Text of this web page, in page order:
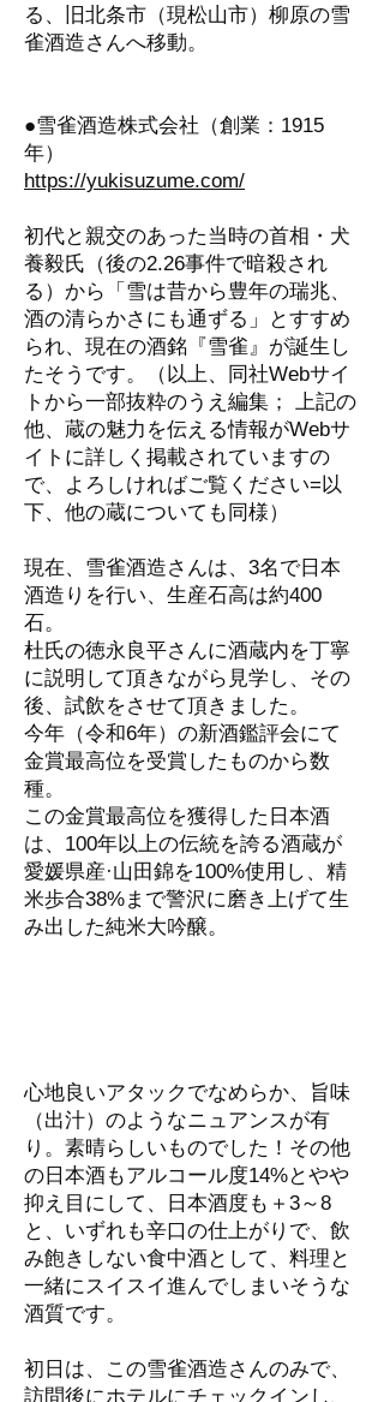
る、旧北条市（現松山市）柳原の雪
雀酒造さんへ移動。
●雪雀酒造株式会社（創業：1915
年）
https://yukisuzume.com/
初代と親交のあった当時の首相・犬
養毅氏（後の2.26事件で暗殺され
る）から「雪は昔から豊年の瑞兆、
酒の清らかさにも通ずる」とすすめ
られ、現在の酒銘『雪雀』が誕生し
たそうです。（以上、同社Webサイ
トから一部抜粋のうえ編集； 上記の
他、蔵の魅力を伝える情報がWebサ
イトに詳しく掲載されていますの
で、よろしければご覧ください=以
下、他の蔵についても同様）
現在、雪雀酒造さんは、3名で日本
酒造りを行い、生産石高は約400
石。
杜氏の徳永良平さんに酒蔵内を丁寧
に説明して頂きながら見学し、その
後、試飲をさせて頂きました。
今年（令和6年）の新酒鑑評会にて
金賞最高位を受賞したものから数
種。
この金賞最高位を獲得した日本酒
は、100年以上の伝統を誇る酒蔵が
愛媛県産·山田錦を100%使用し、精
米歩合38%まで警沢に磨き上げて生
み出した純米大吟醸。
心地良いアタックでなめらか、旨味
（出汁）のようなニュアンスが有
り。素晴らしいものでした！その他
の日本酒もアルコール度14%とやや
抑え目にして、日本酒度も＋3～8
と、いずれも辛口の仕上がりで、飲
み飽きしない食中酒として、料理と
一緒にスイスイ進んでしまいそうな
酒質です。
初日は、この雪雀酒造さんのみで、
訪問後にホテルにチェックインし、